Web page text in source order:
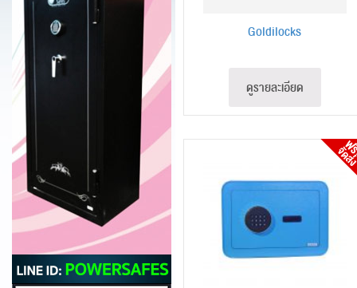
Goldilocks
ดูรายละเอียด